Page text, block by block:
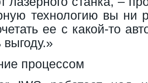
технологию вы ни
ее с какой-то
выгоду.»
процессом